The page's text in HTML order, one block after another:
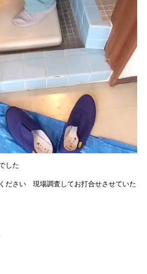
した
ださい 現場調査してお打合せさせていた